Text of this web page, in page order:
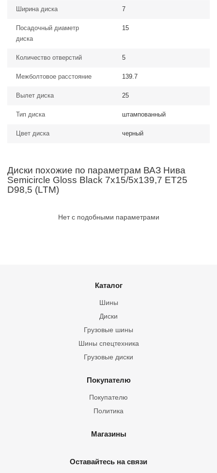
Ширина диска 7
Посадочный диаметр
диска
15
Количество отверстий 5
Межболтовое расстояние 139.7
Вылет диска 25
Тип диска штампованный
Цвет диска черный
Диски похожие по параметрам ВАЗ Нива
Semicircle Gloss Black 7x15/5x139,7 ET25
D98,5 (LTM)
Нет с подобными параметрами
Каталог
Шины
Грузовые шины
Шины спецтехника
Диски
Грузовые диски
Покупателю
Покупателю
Политика
Магазины
Оставайтесь на связи